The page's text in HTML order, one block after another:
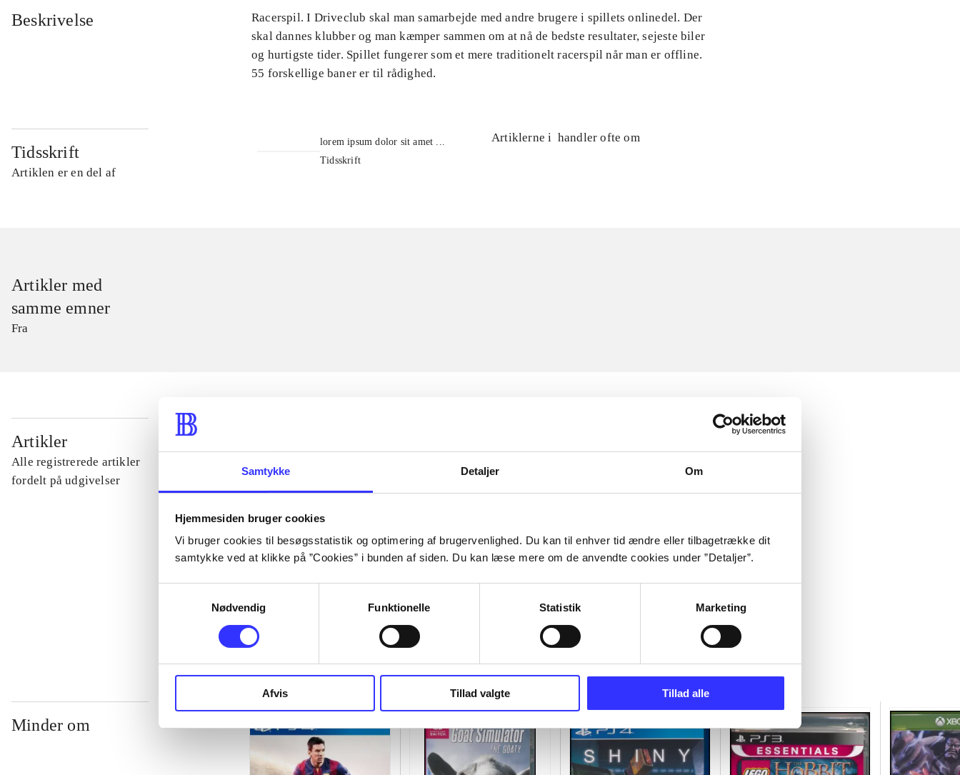
Samtykke Detaljer Om
Hjemmesiden bruger cookies
Vi bruger cookies til besøgsstatistik og optimering af brugervenlighed. Du kan til enhver tid ændre eller tilbagetrække dit
samtykke ved at klikke på ”Cookies” i bunden af siden. Du kan læse mere om de anvendte cookies under ”Detaljer”.
Nødvendig
Funktionelle Statistik Marketing
Afvis Tillad valgte Tillad alle
Beskrivelse
Racerspil. I Driveclub skal man samarbejde med andre brugere i spillets onlinedel. Der
skal dannes klubber og man kæmper sammen om at nå de bedste resultater, sejeste biler
og hurtigste tider. Spillet fungerer som et mere traditionelt racerspil når man er offline.
55 forskellige baner er til rådighed.
Tidsskrift
Artiklen er en del af
lorem ipsum dolor sit amet ...
Tidsskrift
Artiklerne i handler ofte om
Artikler med
samme emner
Fra
Artikler
Alle registrerede artikler
fordelt på udgivelser
...
...
...
Minder om